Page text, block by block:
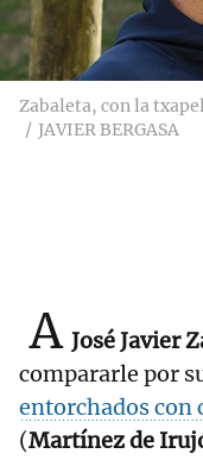
Zabaleta, con la
JAVIER BERGASA
A José Javier
compararle por
entorchados con
(Martínez de